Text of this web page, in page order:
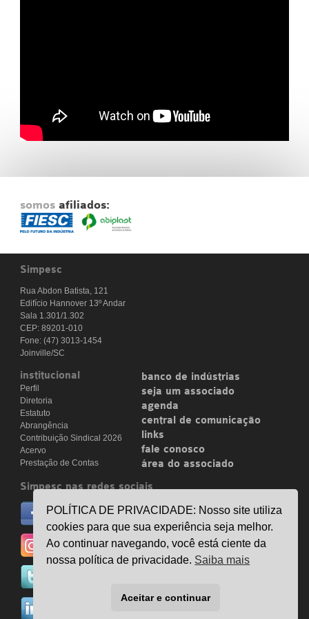
somos afiliados:
Simpesc
Rua Abdon Batista, 121
Edifício Hannover 13º Andar
Sala 1.301/1.302
CEP: 89201-010
Fone: (47) 3013-1454
Joinville/SC
institucional
Perfil
Diretoria
Estatuto
Abrangência
Contribuição Sindical 2026
Acervo
Prestação de Contas
banco de indústrias
seja um associado
agenda
central de comunicação
links
fale conosco
área do associado
Simpesc nas redes sociais
no facebook
/simpesc
no instagram
@simpescplasticos
POLÍTICA DE PRIVACIDADE: Nosso site utiliza
cookies para que sua experiência seja melhor.
Ao continuar navegando, você está ciente da
nossa política de privacidade. Saiba mais
Aceitar e continuar